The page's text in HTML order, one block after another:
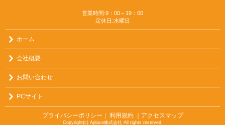
営業時間:9：00～19：00
定休日:水曜日
ホーム
会社概要
お問い合わせ
PCサイト
プライバシーポリシー ｜ 利用規約 ｜アクセスマップ
Copyright(c) Aplace株式会社 All rights reserved.